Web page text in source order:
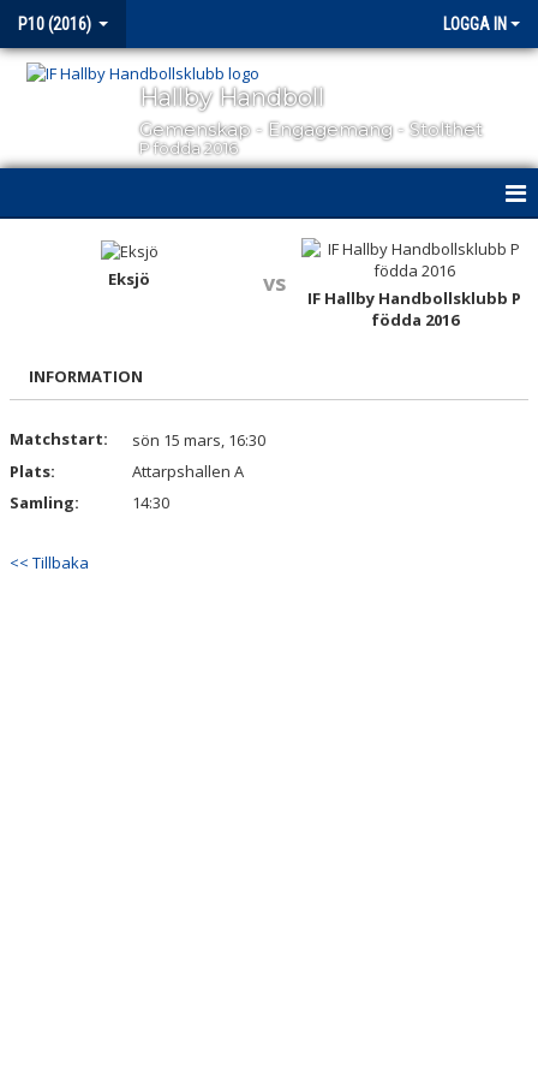
P10 (2016) LOGGA IN
Hallby Handboll
Gemenskap - Engagemang - Stolthet
P födda 2016
MATCHER
TRUPPEN
BILDGALLERI
DOKUMENT
Eksjö vs
IF Hallby Handbollsklubb P
födda 2016
INFORMATION
Matchstart:
sön 15 mars, 16:30
Plats:
Attarpshallen A
Samling:
14:30
<< Tillbaka